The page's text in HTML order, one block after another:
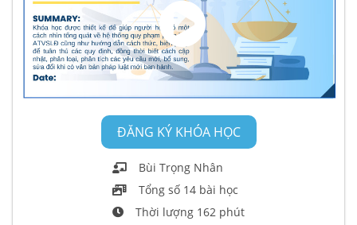
ĐĂNG KÝ KHÓA HỌC
Bùi Trọng Nhân
Tổng số 14 bài học
Thời lượng 162 phút